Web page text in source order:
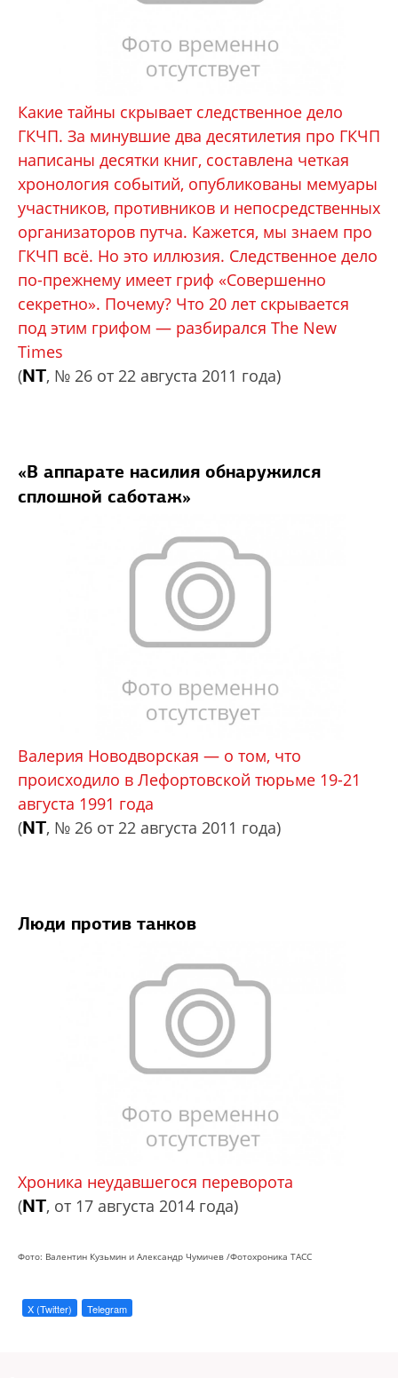
Какие тайны скрывает следственное дело
ГКЧП. За минувшие два десятилетия про ГКЧП
написаны десятки книг, составлена четкая
хронология событий, опубликованы мемуары
участников, противников и непосредственных
организаторов путча. Кажется, мы знаем про
ГКЧП всё. Но это иллюзия. Следственное дело
по-прежнему имеет гриф «Совершенно
секретно». Почему? Что 20 лет скрывается
под этим грифом — разбирался The New
Times
(NT, № 26 от 22 августа 2011 года)
«В аппарате насилия обнаружился
сплошной саботаж»
Валерия Новодворская — о том, что
происходило в Лефортовской тюрьме 19-21
августа 1991 года
(NT, № 26 от 22 августа 2011 года)
Люди против танков
Хроника неудавшегося переворота
(NT, от 17 августа 2014 года)
Фото: Валентин Кузьмин и Александр Чумичев /Фотохроника ТАСС
X (Twitter) Telegram